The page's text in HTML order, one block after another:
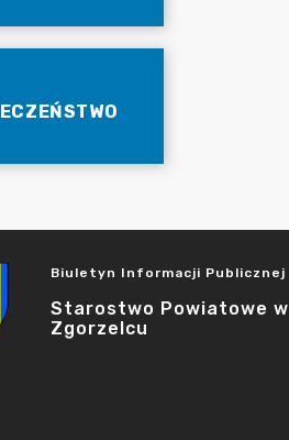
Biuletyn Informacji Publicznej
Starostwo Powiatowe w
Zgorzelcu